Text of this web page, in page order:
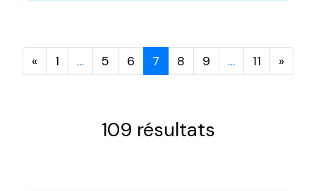
« 1 … 5 6 7 8 9 … 11 »
109 résultats